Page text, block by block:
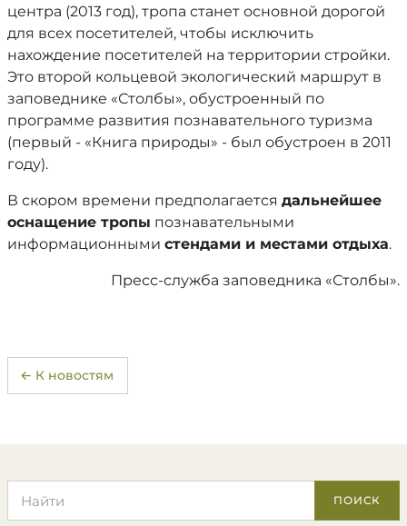
центра (2013 год), тропа станет основной дорогой
для всех посетителей, чтобы исключить
нахождение посетителей на территории стройки.
Это второй кольцевой экологический маршрут в
заповеднике «Столбы», обустроенный по
программе развития познавательного туризма
(первый - «Книга природы» - был обустроен в 2011
году).
В скором времени предполагается дальнейшее
оснащение тропы познавательными
информационными стендами и местами отдыха.
Пресс-служба заповедника «Столбы».
← К новостям
ПОИСК